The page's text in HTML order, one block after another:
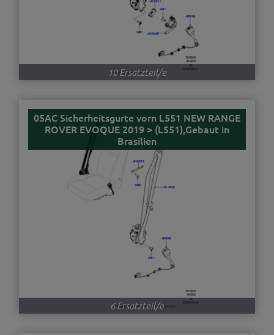
10 Ersatzteil/e
05AC Sicherheitsgurte vorn L551 NEW RANGE
ROVER EVOQUE 2019 > (L551),Gebaut in
Brasilien
6 Ersatzteil/e